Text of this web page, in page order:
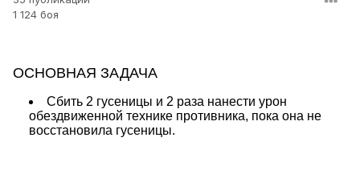
1 124 боя
ОСНОВНАЯ ЗАДАЧА
Сбить 2 гусеницы и 2 раза нанести урон
обездвиженной технике противника, пока она не
восстановила гусеницы.